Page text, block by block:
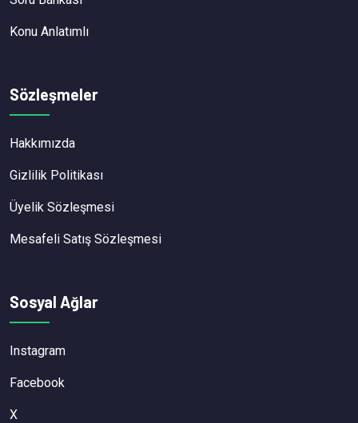
Konu Anlatımlı
Sözleşmeler
Hakkımızda
Gizlilik Politikası
Üyelik Sözleşmesi
Mesafeli Satış Sözleşmesi
Sosyal Ağlar
Instagram
Facebook
X